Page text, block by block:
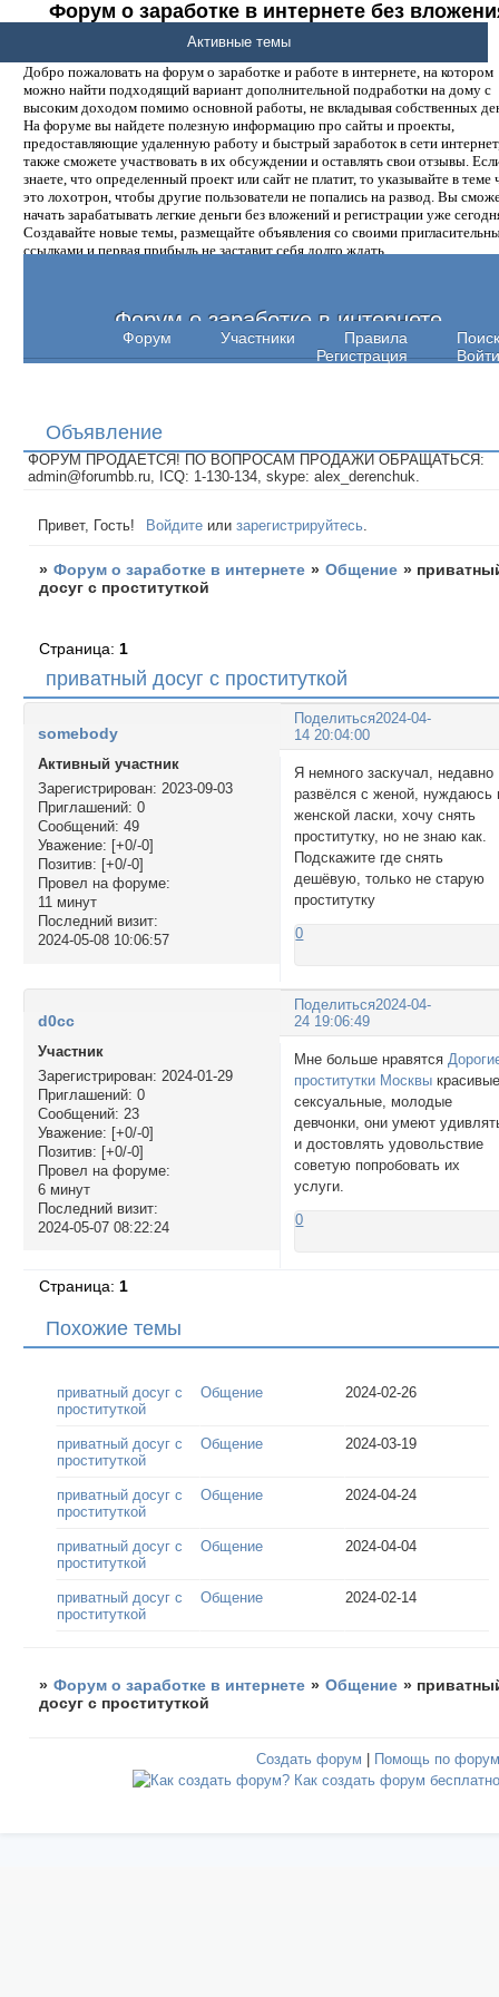
Форум о заработке в интернете без
денег.
Добро пожаловать на форум о заработке и работе в интернете, на котором
можно найти подходящий вариант дополнительной подработки на дому с
высоким доходом помимо основной работы, не вкладывая собственных
На форуме вы найдете полезную информацию про сайты и проекты,
предоставляющие удаленную работу и быстрый заработок в сети
также сможете участвовать в их обсуждении и оставлять свои отзывы.
знаете, что определенный проект или сайт не платит, то указывайте в теме
это лохотрон, чтобы другие пользователи не попались на развод. Вы
начать зарабатывать легкие деньги без вложений и регистрации уже
Создавайте новые темы, размещайте объявления со своими
ссылками и первая прибыль не заставит себя долго ждать.
Форум о заработке в интернете
Форум Участники Правила
Поиск
Регистрация
Войти
Активные темы
Объявление
ФОРУМ ПРОДАЕТСЯ! ПО ВОПРОСАМ ПРОДАЖИ ОБРАЩАТЬСЯ:
admin@forumbb.ru, ICQ: 1-130-134, skype: alex_derenchuk.
Привет, Гость! Войдите илизарегистрируйтесь
» Форум о заработке в интернете » Общение »
досуг с проституткой
приватный досуг с проституткой
Страница: 1
Поделиться2024-04-
14 20:04:00
somebody
Активный участник
Зарегистрирован: 2023-09-03
Приглашений: 0
Сообщений: 49
Уважение: [+0/-0]
Позитив: [+0/-0]
Провел на форуме:
11 минут
Последний визит:
2024-05-08 10:06:57
Я немного заскучал, недавно
развёлся с женой, нуждаюсь
женской ласки, хочу снять
проститутку, но не знаю как.
Подскажите где снять
дешёвую, только не старую
проститутку
0
Поделиться2024-04-
24 19:06:49
d0cc
Участник
Зарегистрирован: 2024-01-29
Приглашений: 0
Сообщений: 23
Уважение: [+0/-0]
Позитив: [+0/-0]
Провел на форуме:
6 минут
Последний визит:
2024-05-07 08:22:24
Мне больше нравятся
проститутки Москвы
сексуальные, молодые
девчонки, они умеют
и достовлять удовольствие
советую попробовать их
услуги.
0
Страница: 1
Похожие темы
приватный досуг с
проституткой
Общение 2024-02-26
приватный досуг с
проституткой
Общение 2024-03-19
приватный досуг с
проституткой
Общение 2024-04-24
приватный досуг с
проституткой
Общение 2024-04-04
приватный досуг с
проституткой
Общение 2024-02-14
» Форум о заработке в интернете » Общение »
досуг с проституткой
Создать форум Помощь по